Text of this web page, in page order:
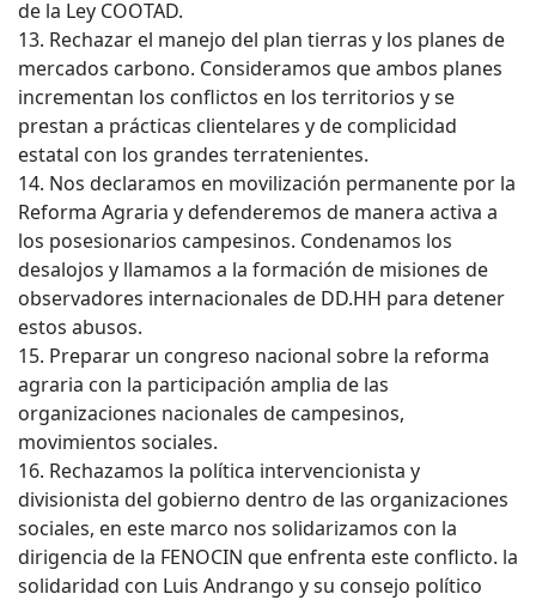
de la Ley COOTAD.
13. Rechazar el manejo del plan tierras y los planes de
mercados carbono. Consideramos que ambos planes
incrementan los conflictos en los territorios y se
prestan a prácticas clientelares y de complicidad
estatal con los grandes terratenientes.
14. Nos declaramos en movilización permanente por la
Reforma Agraria y defenderemos de manera activa a
los posesionarios campesinos. Condenamos los
desalojos y llamamos a la formación de misiones de
observadores internacionales de DD.HH para detener
estos abusos.
15. Preparar un congreso nacional sobre la reforma
agraria con la participación amplia de las
organizaciones nacionales de campesinos,
movimientos sociales.
16. Rechazamos la política intervencionista y
divisionista del gobierno dentro de las organizaciones
sociales, en este marco nos solidarizamos con la
dirigencia de la FENOCIN que enfrenta este conflicto. la
solidaridad con Luis Andrango y su consejo político